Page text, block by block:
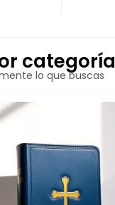
categoría
lo que buscas